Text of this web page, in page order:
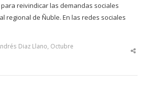
reivindicar las demandas sociales
regional de Ñuble. En las redes sociales
Diaz Llano, Octubre